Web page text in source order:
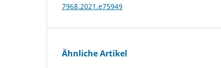
7968.2021.e75949
Ähnliche Artikel